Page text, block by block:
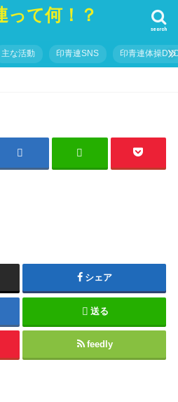
search
主な活動 印青連SNS 印青連体操
シェア
送る
feedly